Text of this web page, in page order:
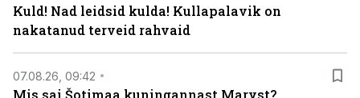
Kuld! Nad leidsid kulda! Kullapalavik on
nakatanud terveid rahvaid
07.08.26, 09:42
Mis sai Šotimaa kuningannast Maryst?